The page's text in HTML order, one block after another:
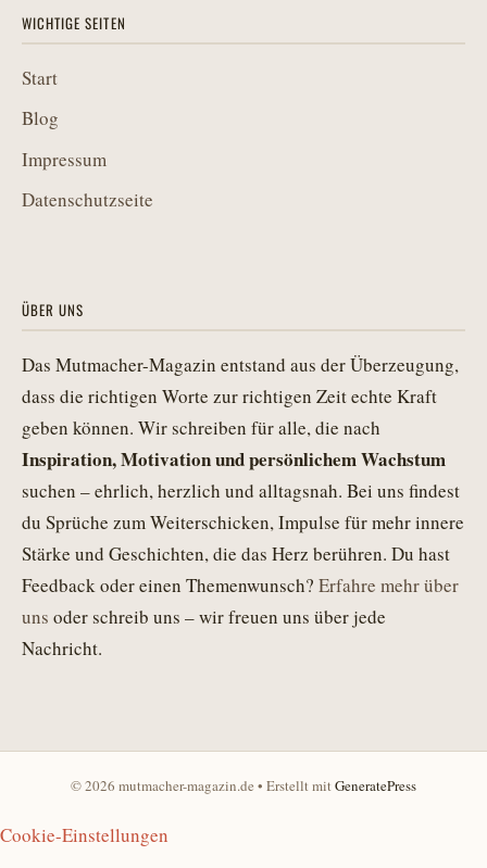
WICHTIGE SEITEN
Start
Blog
Impressum
Datenschutzseite
ÜBER UNS
Das Mutmacher-Magazin entstand aus der Überzeugung,
dass die richtigen Worte zur richtigen Zeit echte Kraft
geben können. Wir schreiben für alle, die nach
Inspiration, Motivation und persönlichem Wachstum
suchen – ehrlich, herzlich und alltagsnah. Bei uns findest
du Sprüche zum Weiterschicken, Impulse für mehr innere
Stärke und Geschichten, die das Herz berühren. Du hast
Feedback oder einen Themenwunsch? Erfahre mehr über
uns oder schreib uns – wir freuen uns über jede
Nachricht.
© 2026 mutmacher-magazin.de • Erstellt mitGeneratePress
Cookie-Einstellungen